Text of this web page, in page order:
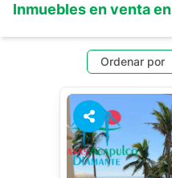
Inmuebles enventaen
Ordenar por
2